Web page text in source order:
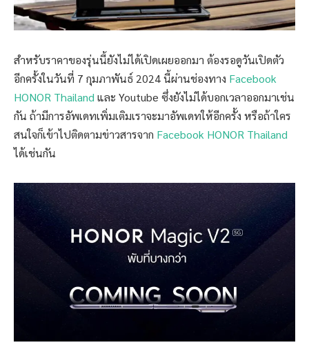
สำหรับราคาของรุ่นนี้ยังไม่ได้เปิดเผยออกมา ต้องรอดูวันเปิดตัว
อีกครั้งในวันที่ 7 กุมภาพันธ์ 2024 นี้ผ่านช่องทาง Facebook
HONOR Thailand และ Youtube ซึ่งยังไม่ได้บอกเวลาออกมาเช่น
กัน ถ้ามีการอัพเดทเพิ่มเติมเราจะมาอัพเดทให้อีกครั้ง หรือถ้าใคร
สนใจก็เข้าไปติดตามข่าวสารจาก Facebook HONOR Thailand
ได้เช่นกัน